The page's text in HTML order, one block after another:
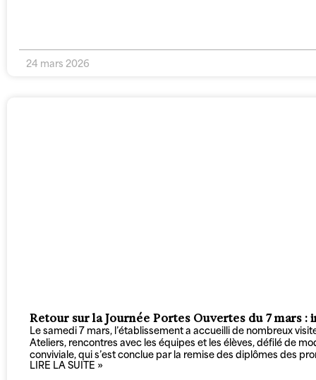
24 mars 2026
Retour sur la Journée Portes Ouvertes du 7 mars
Le samedi 7 mars, l’établissement a accueilli de nombreux
Ateliers, rencontres avec les équipes et les élèves, défilé de
conviviale, qui s’est conclue par la remise des diplômes des
LIRE LA SUITE »